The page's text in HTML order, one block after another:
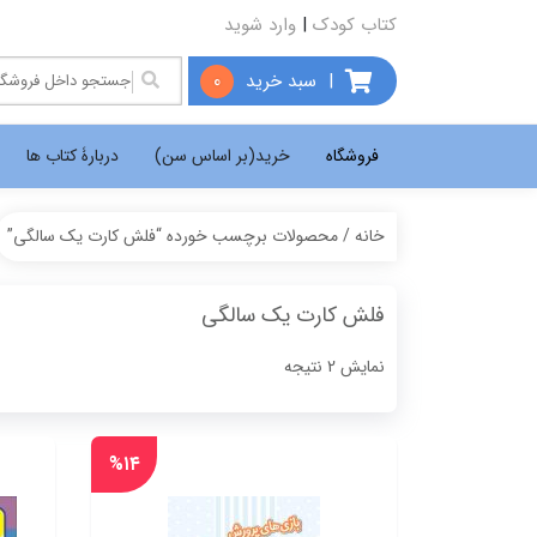
کتاب کودک | وارد شوید
| سبد خرید 0
فروشگاه خرید(بر اساس سن) دربارۀ کتاب ها
خانه/ محصولات برچسب خورده “فلش کارت یک سالگی”
فلش کارت یک سالگی
نمایش 2 نتیجه
Sorted
%۱۴